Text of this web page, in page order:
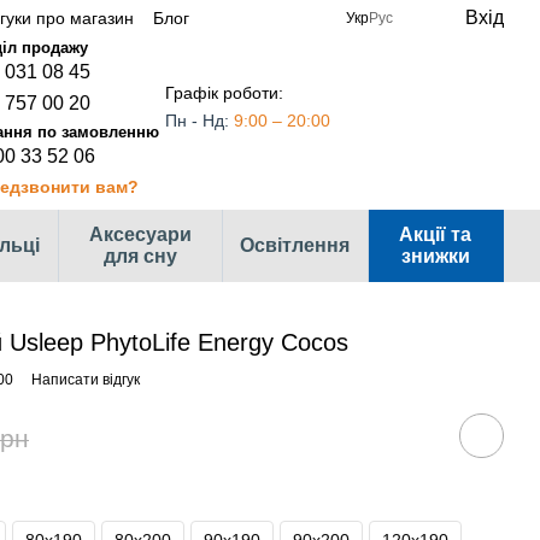
про магазин Блог УкрРус Вхід
031 08 45
757 00 20
33 52 06
вам?
Графік роботи:
Пн - Нд:9:00 – 20:00
Аксесуари
для сну
Освітлення
Акції та
знижки
PhytoLife Energy Cocos
Написати відгук